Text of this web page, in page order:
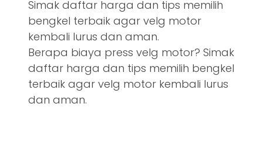
Berapa biaya press velg motor? Simak
daftar harga dan tips memilih bengkel
terbaik agar velg motor kembali lurus
dan aman.